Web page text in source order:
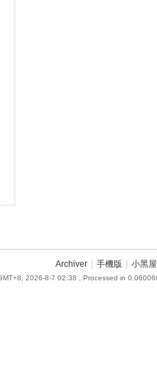
Archiver 手機版 小黑屋
2026-8-7 02:38 , Processed in